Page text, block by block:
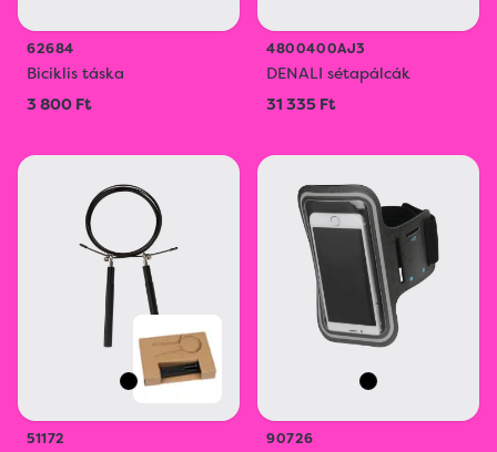
62684
Biciklis táska
3 800 Ft
4800400AJ3
DENALI sétapálcák
31 335 Ft
51172 90726